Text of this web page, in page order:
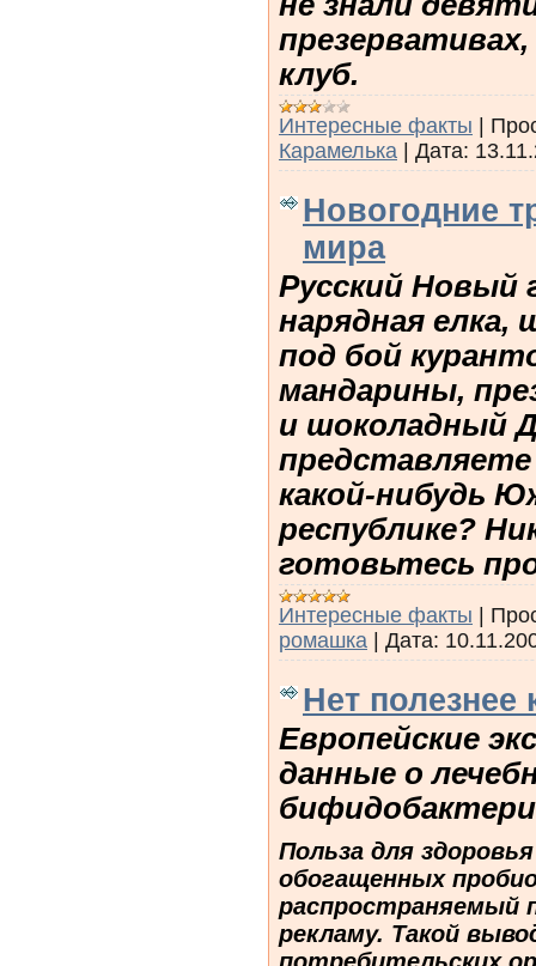
клуб.
Интересные факты |
Карамелька | Дата:
Новогодние
мира
Русский Новый
нарядная елка,
под бой
мандарины,
и шоколадный
представляете
какой-нибудь
республике?
готовьтесь
Интересные факты |
ромашка | Дата:
Нет полезнее
Европейские
данные о
Польза для
обогащенных
распространяемый
рекламу. Такой